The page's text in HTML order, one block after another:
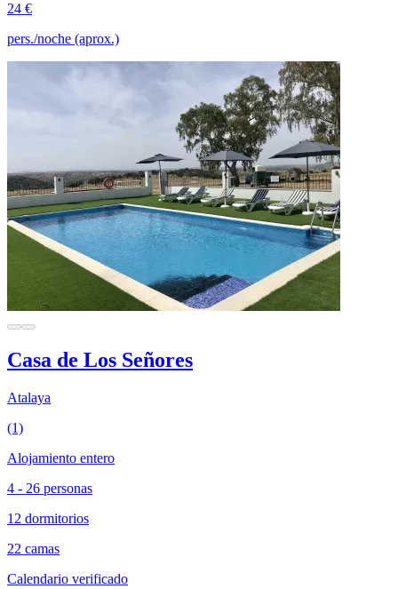
24 €
pers./noche (aprox.)
Casa de Los Señores
Atalaya
(1)
Alojamiento entero
4 - 26 personas
12 dormitorios
22 camas
Calendario verificado